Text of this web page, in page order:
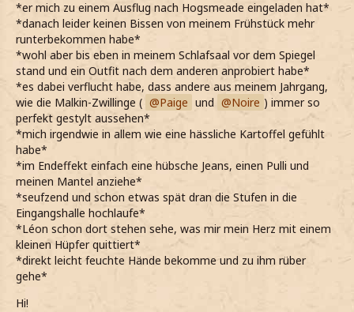
*er mich zu einem Ausflug nach Hogsmeade eingeladen hat*
*danach leider keinen Bissen von meinem Frühstück mehr
runterbekommen habe*
*wohl aber bis eben in meinem Schlafsaal vor dem Spiegel
stand und ein Outfit nach dem anderen anprobiert habe*
*es dabei verflucht habe, dass andere aus meinem Jahrgang,
wie die Malkin-Zwillinge (
Paige und Noire ) immer so
perfekt gestylt aussehen*
*mich irgendwie in allem wie eine hässliche Kartoffel gefühlt
habe*
*im Endeffekt einfach eine hübsche Jeans, einen Pulli und
meinen Mantel anziehe*
*seufzend und schon etwas spät dran die Stufen in die
Eingangshalle hochlaufe*
*Léon schon dort stehen sehe, was mir mein Herz mit einem
kleinen Hüpfer quittiert*
*direkt leicht feuchte Hände bekomme und zu ihm rüber
gehe*
Hi!